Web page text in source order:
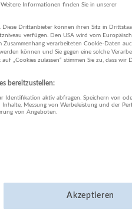
Marktforschung
Waren | IT-Dienstleistungen |
und Wirtschaftsprüfung |
| Verkehr | Verlagswesen |
Informationen finden Sie in unserer
Drittanbieter können ihren Sitz in
verfügen. Den USA wird vom
Zusammenhang verarbeiteten Cookie-Daten
können und Sie gegen eine solche
„Cookies zulassen“ stimmen Sie zu, dass wir
bereitzustellen:
Identifikation aktiv abfragen. Speichern von
Messung von Werbeleistung und der
von Angeboten.
Akzeptieren